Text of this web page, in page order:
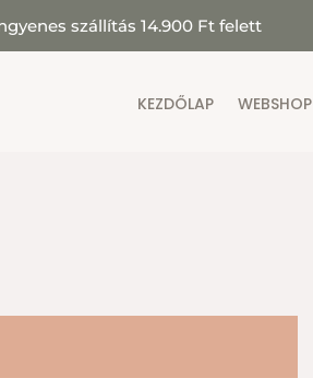
szállítás 14.900 Ft felett
KEZDŐLAP WEBSHOP